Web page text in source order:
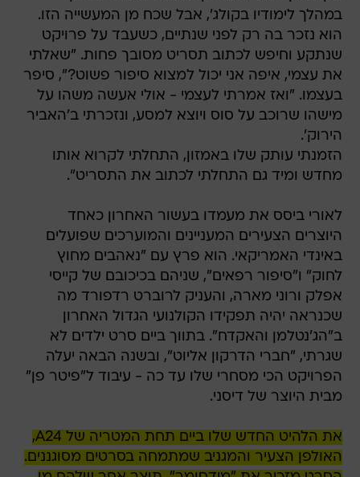
במהלך לימודיו בקולג', אבל שכח מן המעשייה הזו.
הוא נזכר בה רק לפני שנתיים, כשעבד על פרויקט
שנתקע וחיפש לכתוב תסריט מסובך פחות. "שאלתי
את עצמי, איפה אני יכול למצוא סיפור פשוט?", סיפר
בעצמו. "ואז אמרתי לעצמי - אולי אעשה משהו על
מישהו שרוכב על סוס ויוצא למסע, ונזכרתי ב'האביר
הירוק'.
הזמנתי עותק שלו באמזון, התחלתי לקרוא אותו
מחדש ומיד גם התחלתי לכתוב את התסריט".
לאורי ביסס את מעמדו בעשור האחרון כאחד
היוצרים הצעירים המעניינים והמוערכים שפועלים
באינדי האמריקאי. הוא פרץ עם "נאהבים מחוץ
לחוק" ו"סיפור רפאים", שניהם בכיכובם של קייסי
אפלק ורוני מארה, והעניק לרוברט רדפורד מה
שכנראה יהיה תפקידו הקולנועי הגדול האחרון
ב"הג'נטלמן והאקדח". בתווך ביים סרט ילדים לא
שגרתי, "חברי הדרקון אליוט", ובשנה הבאה יעלה
הפרויקט הכי מסחרי שלו עד כה - עיבוד ל"פיטר פן"
מבית היוצר של דיסני.
את הלהיט החדש שלו ביים תחת המטריה של A24,
האולפן הצעיר והמגניב שמתמחה בסרטים מסוגננים.